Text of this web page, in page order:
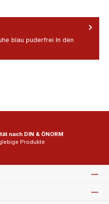
blau puderfrei In den
nach DIN & ÖNORM
Produkte